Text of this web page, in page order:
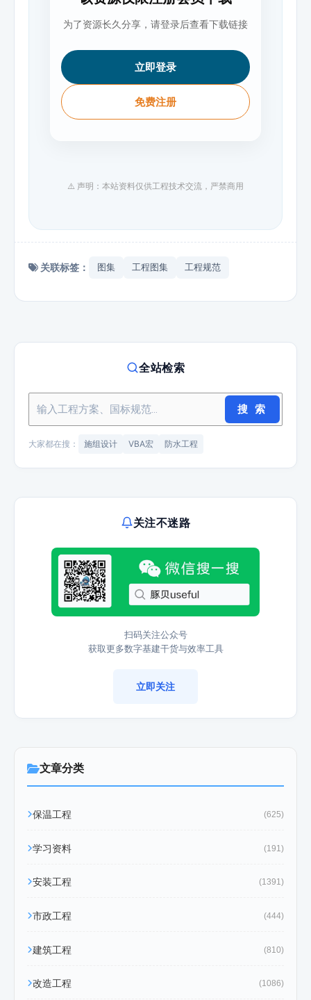
为了资源长久分享，请登录后查看下载链接
立即登录
免费注册
⚠️ 声明：本站资料仅供工程技术交流，严禁商用
关联标签： 图集 工程图集 工程规范
全站检索
搜 索
大家都在搜： 施组设计 VBA宏 防水工程
关注不迷路
扫码关注公众号
获取更多数字基建干货与效率工具
立即关注
文章分类
保温工程 (625)
学习资料 (191)
安装工程 (1391)
市政工程 (444)
建筑工程 (810)
改造工程 (1086)